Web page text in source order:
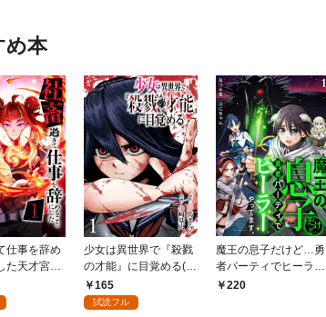
め本
仕事を辞め
た天才宮廷
境の地でス
を夢見る
少女は異世界で『殺戮
の才能』に目覚める(話
売り) #1
165
試読フル
魔王の息子だけど…勇
者パーティでヒーラー
やってます。1
220